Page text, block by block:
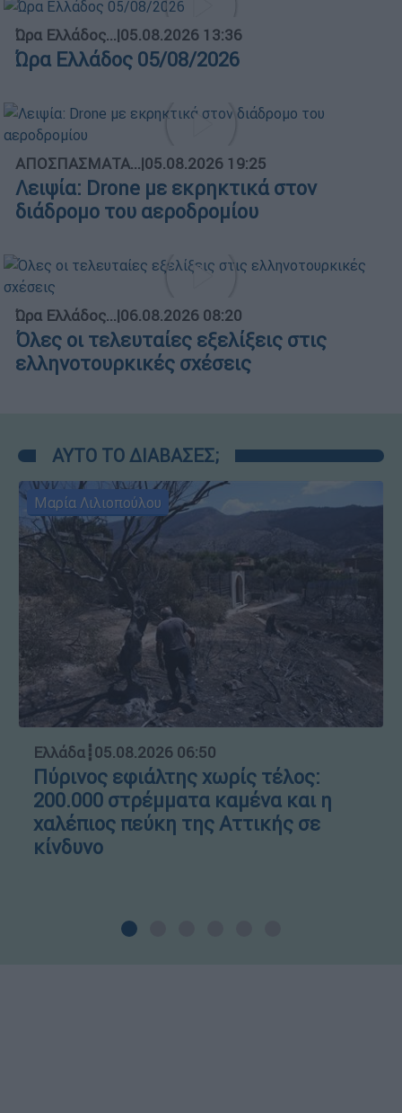
Ώρα Ελλάδος...|05.08.2026 13:36
Ώρα Ελλάδος 05/08/2026
ΑΠΟΣΠΑΣΜΑΤΑ...|05.08.2026 19:25
Λειψία: Drone με εκρηκτικά στον
διάδρομο του αεροδρομίου
Ώρα Ελλάδος...|06.08.2026 08:20
Όλες οι τελευταίες εξελίξεις στις
ελληνοτουρκικές σχέσεις
ΑΥΤΟ ΤΟ ΔΙΑΒΑΣΕΣ;
Μαρία Λιλιοπούλου
Ελλάδα┋05.08.2026 06:50
Πύρινος εφιάλτης χωρίς τέλος:
200.000 στρέμματα καμένα και η
χαλέπιος πεύκη της Αττικής σε
κίνδυνο